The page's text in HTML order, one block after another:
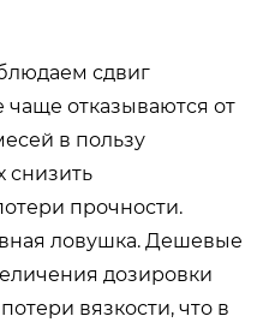
сдвиг
чаще отказываются от
в пользу
снизить
прочности.
ловушка. Дешевые
дозировки
вязкости, что в